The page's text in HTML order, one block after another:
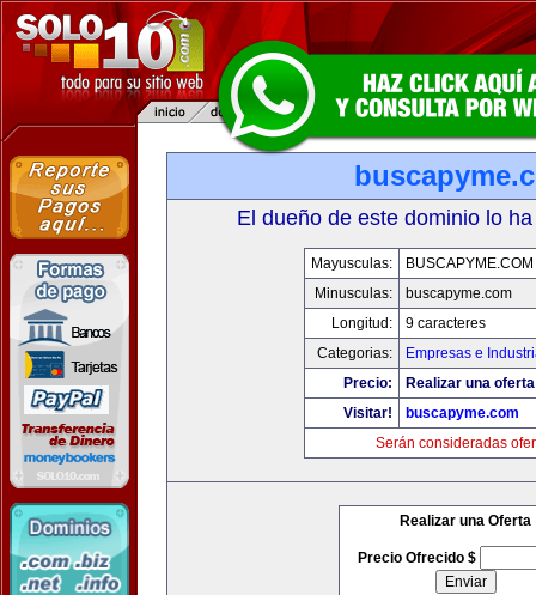
El dueño de este dominio lo
Mayusculas:
BUSCAPYME.COM
Minusculas:
buscapyme.com
Longitud:
9 caracteres
Categorias:
Empresas e
Precio:
Realizar una
Visitar!
buscapyme.com
Serán consideradas
Realizar una Oferta
Precio Ofrecido $